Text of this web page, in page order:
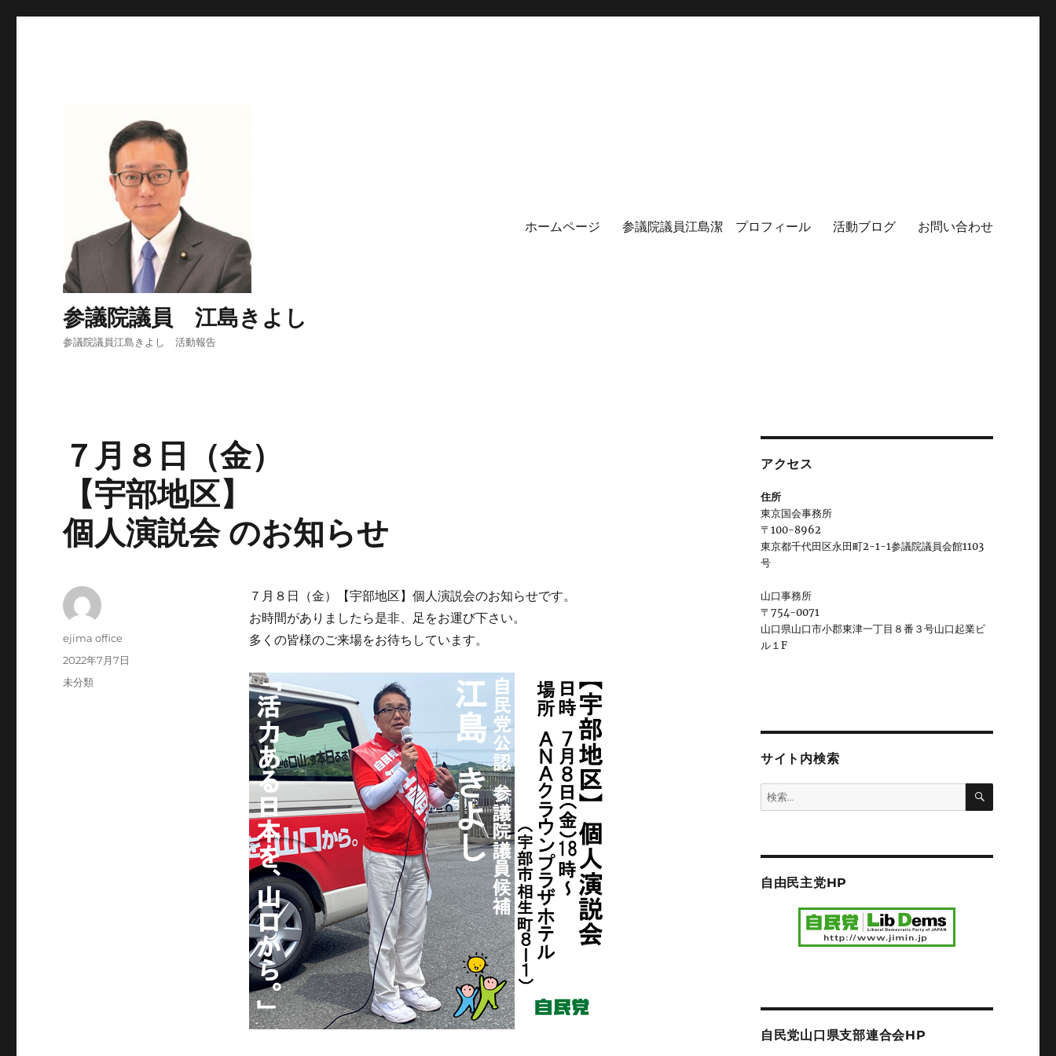
参議院議員 江島きよし
参議院議員江島きよし 活動報告
ホームページ 参議院議員江島潔 プロフィール 活動ブログ お問い合わせ
７月８日（金）
【宇部地区】
個人演説会 のお知らせ
７月８日（金）【宇部地区】個人演説会のお知らせです。
お時間がありましたら是非、足をお運び下さい。
多くの皆様のご来場をお待ちしています。
投
ejima office
投
稿
2022年7月7日
カ
未分類
アクセス
住所
東京国会事務所
〒100-8962
東京都千代田区永田町2-1-1参議院議員会館1103
号
山口事務所
〒754-0071
山口県山口市小郡東津一丁目８番３号山口起業ビ
ル１F
サイト内検索
検
索:
検
自由民主党HP
自民党山口県支部連合会HP